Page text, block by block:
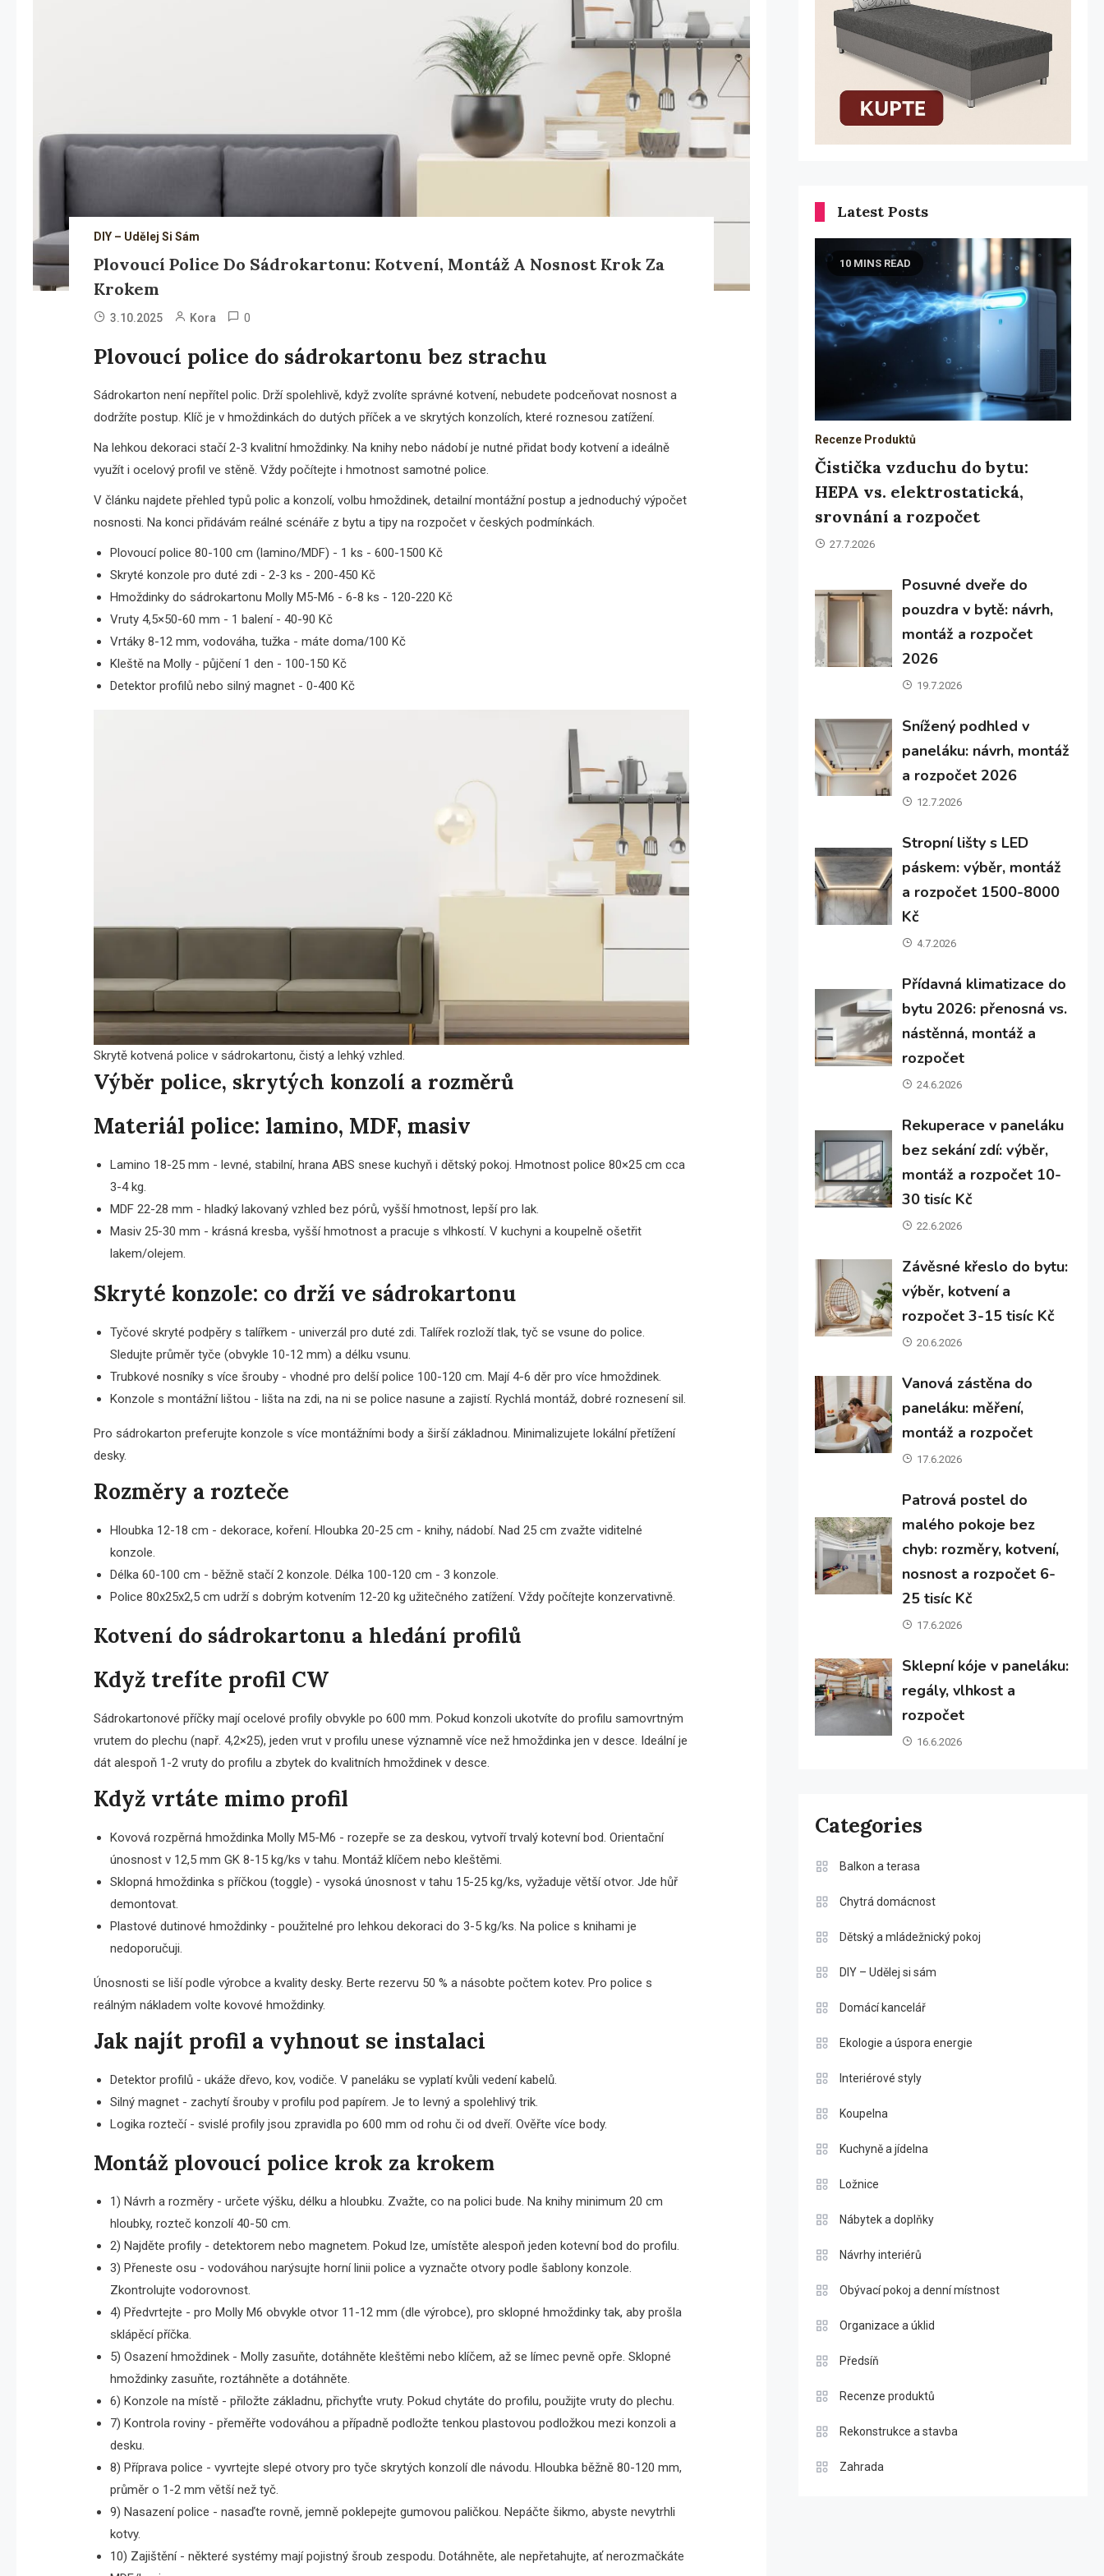
DIY – Udělej Si Sám
Plovoucí Police Do Sádrokartonu: Kotvení, Montáž A Nosnost Krok Za
Krokem
3.10.2025 Kora 0
Plovoucí police do sádrokartonu bez strachu
Sádrokarton není nepřítel polic. Drží spolehlivě, když zvolíte správné kotvení, nebudete podceňovat nosnost a
dodržíte postup. Klíč je v hmoždinkách do dutých příček a ve skrytých konzolích, které roznesou zatížení.
Na lehkou dekoraci stačí 2-3 kvalitní hmoždinky. Na knihy nebo nádobí je nutné přidat body kotvení a ideálně
využít i ocelový profil ve stěně. Vždy počítejte i hmotnost samotné police.
V článku najdete přehled typů polic a konzolí, volbu hmoždinek, detailní montážní postup a jednoduchý výpočet
nosnosti. Na konci přidávám reálné scénáře z bytu a tipy na rozpočet v českých podmínkách.
Plovoucí police 80-100 cm (lamino/MDF) - 1 ks - 600-1500 Kč
Skryté konzole pro duté zdi - 2-3 ks - 200-450 Kč
Hmoždinky do sádrokartonu Molly M5-M6 - 6-8 ks - 120-220 Kč
Vruty 4,5×50-60 mm - 1 balení - 40-90 Kč
Vrtáky 8-12 mm, vodováha, tužka - máte doma/100 Kč
Kleště na Molly - půjčení 1 den - 100-150 Kč
Detektor profilů nebo silný magnet - 0-400 Kč
Skrytě kotvená police v sádrokartonu, čistý a lehký vzhled.
Výběr police, skrytých konzolí a rozměrů
Materiál police: lamino, MDF, masiv
Lamino 18-25 mm - levné, stabilní, hrana ABS snese kuchyň i dětský pokoj. Hmotnost police 80×25 cm cca
3-4 kg.
MDF 22-28 mm - hladký lakovaný vzhled bez pórů, vyšší hmotnost, lepší pro lak.
Masiv 25-30 mm - krásná kresba, vyšší hmotnost a pracuje s vlhkostí. V kuchyni a koupelně ošetřit
lakem/olejem.
Skryté konzole: co drží ve sádrokartonu
Tyčové skryté podpěry s talířkem - univerzál pro duté zdi. Talířek rozloží tlak, tyč se vsune do police.
Sledujte průměr tyče (obvykle 10-12 mm) a délku vsunu.
Trubkové nosníky s více šrouby - vhodné pro delší police 100-120 cm. Mají 4-6 děr pro více hmoždinek.
Konzole s montážní lištou - lišta na zdi, na ni se police nasune a zajistí. Rychlá montáž, dobré roznesení sil.
Pro sádrokarton preferujte konzole s více montážními body a širší základnou. Minimalizujete lokální přetížení
desky.
Rozměry a rozteče
Hloubka 12-18 cm - dekorace, koření. Hloubka 20-25 cm - knihy, nádobí. Nad 25 cm zvažte viditelné
konzole.
Délka 60-100 cm - běžně stačí 2 konzole. Délka 100-120 cm - 3 konzole.
Police 80x25x2,5 cm udrží s dobrým kotvením 12-20 kg užitečného zatížení. Vždy počítejte konzervativně.
Kotvení do sádrokartonu a hledání profilů
Když trefíte profil CW
Sádrokartonové příčky mají ocelové profily obvykle po 600 mm. Pokud konzoli ukotvíte do profilu samovrtným
vrutem do plechu (např. 4,2×25), jeden vrut v profilu unese významně více než hmoždinka jen v desce. Ideální je
dát alespoň 1-2 vruty do profilu a zbytek do kvalitních hmoždinek v desce.
Když vrtáte mimo profil
Kovová rozpěrná hmoždinka Molly M5-M6 - rozepře se za deskou, vytvoří trvalý kotevní bod. Orientační
únosnost v 12,5 mm GK 8-15 kg/ks v tahu. Montáž klíčem nebo kleštěmi.
Sklopná hmoždinka s příčkou (toggle) - vysoká únosnost v tahu 15-25 kg/ks, vyžaduje větší otvor. Jde hůř
demontovat.
Plastové dutinové hmoždinky - použitelné pro lehkou dekoraci do 3-5 kg/ks. Na police s knihami je
nedoporučuji.
Únosnosti se liší podle výrobce a kvality desky. Berte rezervu 50 % a násobte počtem kotev. Pro police s
reálným nákladem volte kovové hmoždinky.
Jak najít profil a vyhnout se instalaci
Detektor profilů - ukáže dřevo, kov, vodiče. V paneláku se vyplatí kvůli vedení kabelů.
Silný magnet - zachytí šrouby v profilu pod papírem. Je to levný a spolehlivý trik.
Logika roztečí - svislé profily jsou zpravidla po 600 mm od rohu či od dveří. Ověřte více body.
Montáž plovoucí police krok za krokem
1) Návrh a rozměry - určete výšku, délku a hloubku. Zvažte, co na polici bude. Na knihy minimum 20 cm
hloubky, rozteč konzolí 40-50 cm.
2) Najděte profily - detektorem nebo magnetem. Pokud lze, umístěte alespoň jeden kotevní bod do profilu.
3) Přeneste osu - vodováhou narýsujte horní linii police a vyznačte otvory podle šablony konzole.
Zkontrolujte vodorovnost.
4) Předvrtejte - pro Molly M6 obvykle otvor 11-12 mm (dle výrobce), pro sklopné hmoždinky tak, aby prošla
sklápěcí příčka.
5) Osazení hmoždinek - Molly zasuňte, dotáhněte kleštěmi nebo klíčem, až se límec pevně opře. Sklopné
hmoždinky zasuňte, roztáhněte a dotáhněte.
6) Konzole na místě - přiložte základnu, přichyťte vruty. Pokud chytáte do profilu, použijte vruty do plechu.
7) Kontrola roviny - přeměřte vodováhou a případně podložte tenkou plastovou podložkou mezi konzoli a
desku.
8) Příprava police - vyvrtejte slepé otvory pro tyče skrytých konzolí dle návodu. Hloubka běžně 80-120 mm,
průměr o 1-2 mm větší než tyč.
9) Nasazení police - nasaďte rovně, jemně poklepejte gumovou paličkou. Nepáčte šikmo, abyste nevytrhli
kotvy.
10) Zajištění - některé systémy mají pojistný šroub zespodu. Dotáhněte, ale nepřetahujte, ať nerozmačkáte
Latest Posts
10 MINS READ
Recenze Produktů
Čistička vzduchu do bytu:
HEPA vs. elektrostatická,
srovnání a rozpočet
27.7.2026
Posuvné dveře do
pouzdra v bytě: návrh,
montáž a rozpočet
2026
19.7.2026
Snížený podhled v
paneláku: návrh, montáž
a rozpočet 2026
12.7.2026
Stropní lišty s LED
páskem: výběr, montáž
a rozpočet 1500-8000
Kč
4.7.2026
Přídavná klimatizace do
bytu 2026: přenosná vs.
nástěnná, montáž a
rozpočet
24.6.2026
Rekuperace v paneláku
bez sekání zdí: výběr,
montáž a rozpočet 10-
30 tisíc Kč
22.6.2026
Závěsné křeslo do bytu:
výběr, kotvení a
rozpočet 3-15 tisíc Kč
20.6.2026
Vanová zástěna do
paneláku: měření,
montáž a rozpočet
17.6.2026
Patrová postel do
malého pokoje bez
chyb: rozměry, kotvení,
nosnost a rozpočet 6-
25 tisíc Kč
17.6.2026
Sklepní kóje v paneláku:
regály, vlhkost a
rozpočet
16.6.2026
Categories
Balkon a terasa
Chytrá domácnost
Dětský a mládežnický pokoj
DIY – Udělej si sám
Domácí kancelář
Ekologie a úspora energie
Interiérové styly
Koupelna
Kuchyně a jídelna
Ložnice
Nábytek a doplňky
Návrhy interiérů
Obývací pokoj a denní místnost
Organizace a úklid
Předsíň
Recenze produktů
Rekonstrukce a stavba
Zahrada